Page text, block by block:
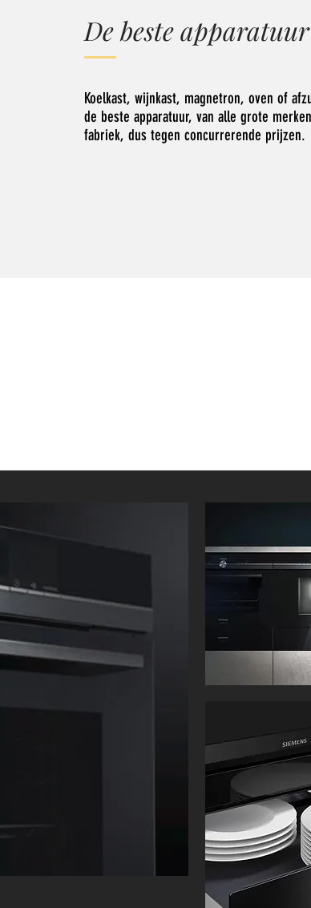
De beste apparatuur
Koelkast, wijnkast, magnetron, oven of
de beste apparatuur, van alle grote
fabriek, dus tegen concurrerende prijzen.